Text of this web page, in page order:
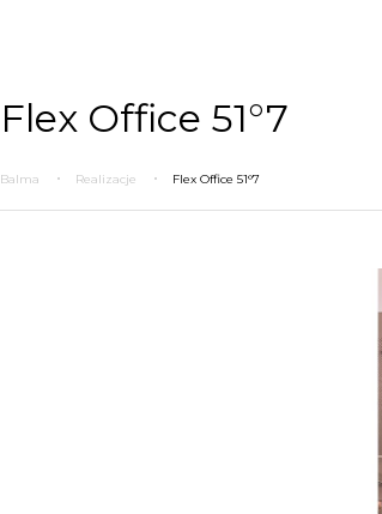
Flex Office 51°7
Balma Realizacje Flex Office 51°7